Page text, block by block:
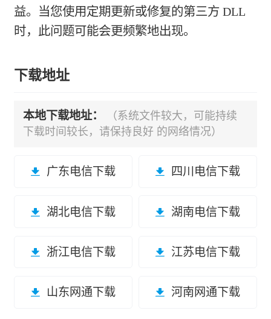
益。当您使用定期更新或修复的第三方 DLL
时，此问题可能会更频繁地出现。
下载地址
本地下载地址：
（系统文件较大，可能持续
下载时间较长，请保持良好 的网络情况）
广东电信下载 四川电信下载
湖北电信下载 湖南电信下载
浙江电信下载 江苏电信下载
山东网通下载 河南网通下载